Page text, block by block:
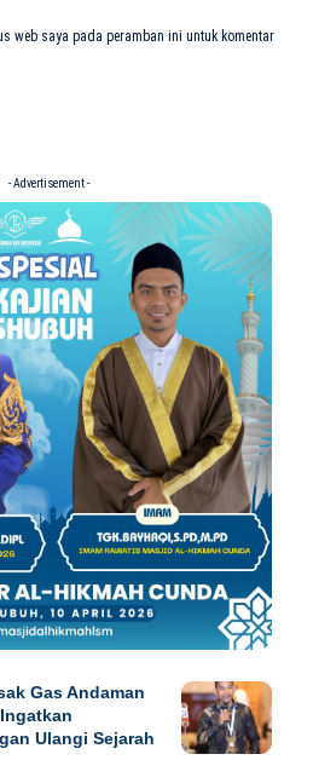
web saya pada peramban ini untuk komentar
- Advertisement -
Gas Andaman
Ulangi Sejarah